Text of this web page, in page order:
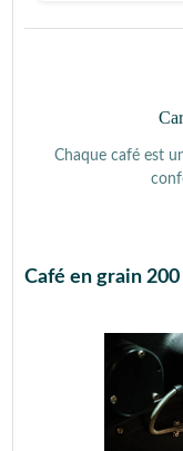
Chaque café est
Café en grain